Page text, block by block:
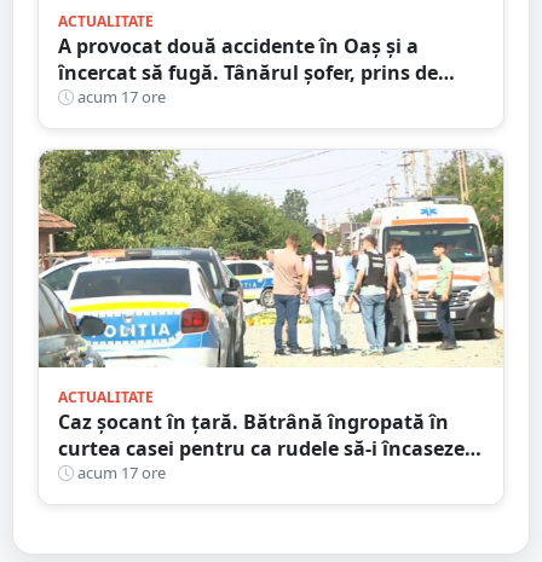
ACTUALITATE
A provocat două accidente în Oaș și a
încercat să fugă. Tânărul șofer, prins de
polițiștii sătmăreni. Încălcări grave ale
Codului Rutier
acum 17 ore
ACTUALITATE
Caz șocant în țară. Bătrână îngropată în
curtea casei pentru ca rudele să-i încaseze
pensia
acum 17 ore